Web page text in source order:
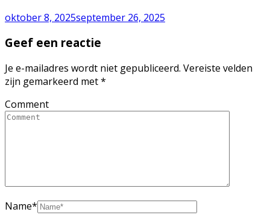
oktober 8, 2025september 26, 2025
Geef een reactie
Je e-mailadres wordt niet gepubliceerd. Vereiste velden
zijn gemarkeerd met*
Comment
Name*